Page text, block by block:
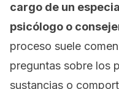
cargo de un
psicólogo o
proceso suele
preguntas sobre los
sustancias o